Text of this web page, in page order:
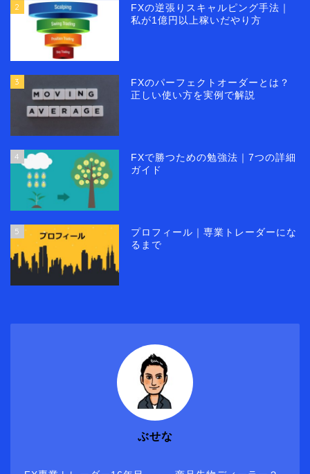
2
FXの逆張りスキャルピング手法｜
私が1億円以上稼いだやり方
3
FXのパーフェクトオーダーとは？
正しい使い方を実例で解説
4
FXで勝つための勉強法｜7つの詳細
ガイド
5
プロフィール｜専業トレーダーにな
るまで
ぶせな